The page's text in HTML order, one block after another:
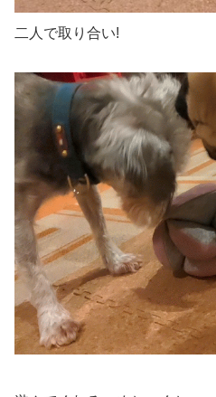
二人で取り合い!